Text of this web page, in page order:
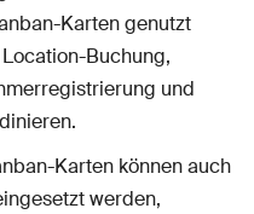
Karten genutzt
Buchung,
und
Karten können auch
werden,